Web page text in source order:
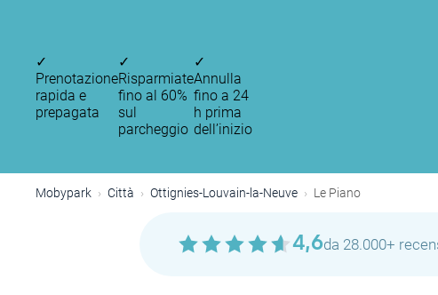
✓
Prenotazione
rapida e
prepagata
✓
Risparmiate
fino al 60%
sul
parcheggio
✓
Annulla
fino a 24
h prima
dell’inizio
Mobypark Città Ottignies-Louvain-la-Neuve Le Piano
4,6da 28.000+